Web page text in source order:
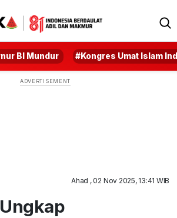
BI Mundur #Kongres Umat Islam
Ahad , 02 Nov 2025, 13:41 WIB